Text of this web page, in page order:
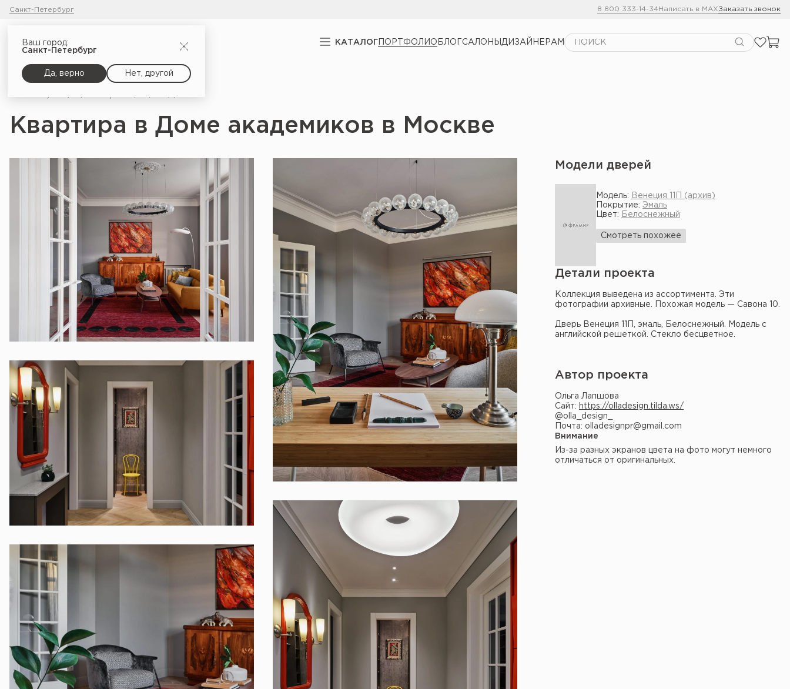
Санкт-Петербург 8 800 333-14-34Написать в MAXЗаказать звонок
КАТАЛОГ ПОРТФОЛИО БЛОГСАЛОНЫ ДИЗАЙНЕРАМ
Ваш город:
Санкт-Петербург
Да, верно Нет, другой
Квартира в Доме академиков в Москве
Модели дверей
Модель:
Венеция 11П (архив)
Покрытие: Эмаль
Цвет:
Белоснежный
Смотреть похожее
Детали проекта
Коллекция выведена из ассортимента. Эти
фотографии архивные. Похожая модель — Савона 10.
Дверь Венеция 11П, эмаль, Белоснежный. Модель с
английской решеткой. Стекло бесцветное.
Автор проекта
Ольга Лапшова
Сайт: https://olladesign.tilda.ws/
@olla_design_
Почта: olladesignpr@gmail.com
Внимание
Из-за разных экранов цвета на фото могут немного
отличаться от оригинальных.